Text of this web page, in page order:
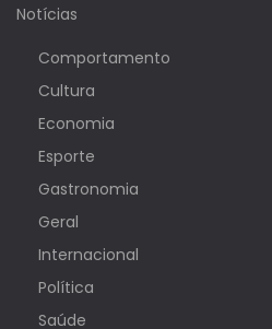
Notícias
Comportamento
Cultura
Economia
Esporte
Gastronomia
Geral
Internacional
Política
Saúde